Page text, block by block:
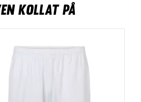
KOLLAT PÅ